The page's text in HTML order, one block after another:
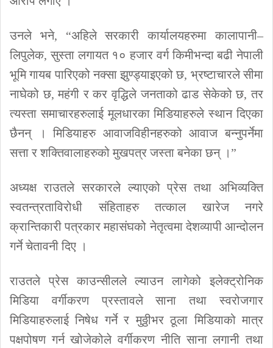
उनले भने, “अहिले सरकारी कार्यालयहरुमा कालापानी–
लिपुलेक, सुस्ता लगायत १० हजार वर्ग किमीभन्दा बढी नेपाली
भूमि गायब पारिएको नक्सा झुण्ड्याइएको छ, भ्रष्टाचारले सीमा
नाघेको छ, महंगी र कर वृद्धिले जनताको ढाड सेकेको छ, तर
त्यस्ता समाचारहरुलाई मूलधारका मिडियाहरुले स्थान दिएका
छैनन् । मिडियाहरु आवाजविहीनहरुको आवाज बन्नुपर्नेमा
सत्ता र शक्तिवालाहरुको मुखपत्र जस्ता बनेका छन् ।”
अध्यक्ष राउतले सरकारले ल्याएको प्रेस तथा अभिव्यक्ति
स्वतन्त्रताविरोधी संहिताहरु तत्काल खारेज नगरे
क्रान्तिकारी पत्रकार महासंघको नेतृत्वमा देशव्यापी आन्दोलन
गर्ने चेतावनी दिए ।
राउतले प्रेस काउन्सीलले ल्याउन लागेको इलेक्ट्रोनिक
मिडिया वर्गीकरण प्रस्तावले साना तथा स्वरोजगार
मिडियाहरुलाई निषेध गर्ने र मुठ्ठीभर ठूला मिडियाको मात्र
पक्षपोषण गर्न खोजेकोले वर्गीकरण नीति साना लगानी तथा